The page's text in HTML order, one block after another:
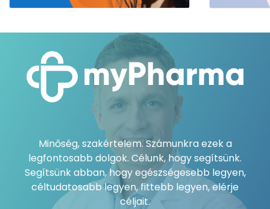
Minőség, szakértelem. Számunkra ezek a
legfontosabb dolgok. Célunk, hogy segítsünk.
Segítsünk abban, hogy egészségesebb legyen,
céltudatosabb legyen, fittebb legyen, elérje
céljait.